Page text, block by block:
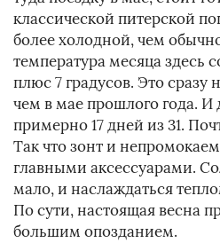
классической питерской
более холодной, чем
температура месяца здесь
плюс 7 градусов. Это сразу
чем в мае прошлого года. И
примерно 17 дней из 31.
Так что зонт и
главными аксессуарами.
мало, и наслаждаться
По сути, настоящая весна
большим опозданием.